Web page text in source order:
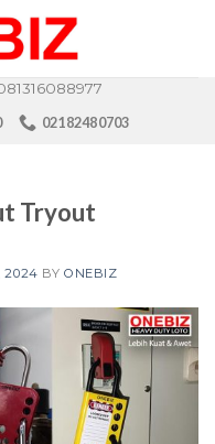
02182480703
Tryout
2024 BY ONEBIZ